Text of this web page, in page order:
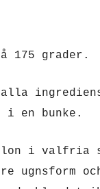
175 grader.
i en bunke.
i valfria